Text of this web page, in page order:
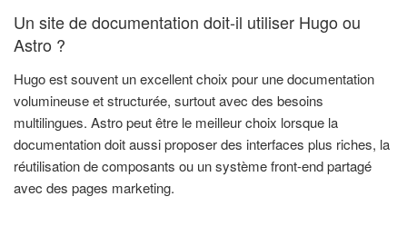
Un site de documentation doit-il utiliser Hugo ou
Astro ?
Hugo est souvent un excellent choix pour une documentation
volumineuse et structurée, surtout avec des besoins
multilingues. Astro peut être le meilleur choix lorsque la
documentation doit aussi proposer des interfaces plus riches, la
réutilisation de composants ou un système front-end partagé
avec des pages marketing.